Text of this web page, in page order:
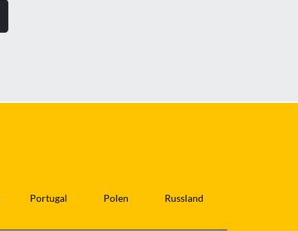
Portugal Polen Russland